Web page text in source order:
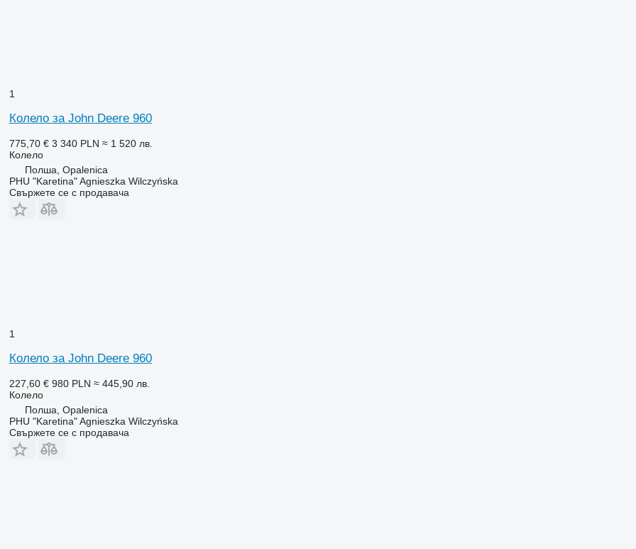
1
Колело за John Deere 960
775,70 € 3 340 PLN ≈ 1 520 лв.
Колело
Полша, Opalenica
PHU "Karetina" Agnieszka Wilczyńska
Свържете се с продавача
1
Колело за John Deere 960
227,60 € 980 PLN ≈ 445,90 лв.
Колело
Полша, Opalenica
PHU "Karetina" Agnieszka Wilczyńska
Свържете се с продавача